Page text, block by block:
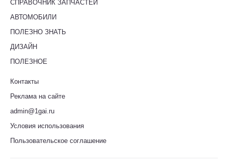
СПРАВОЧНИК ЗАПЧАСТЕЙ
АВТОМОБИЛИ
ПОЛЕЗНО ЗНАТЬ
ДИЗАЙН
ПОЛЕЗНОЕ
Контакты
Реклама на сайте
admin@1gai.ru
Условия использования
Пользовательское соглашение